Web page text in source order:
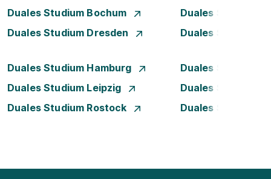
Duales Studium Bochum
Duales Studium
Duales Studium Dresden
Duales Studium
Duales Studium Hamburg
Duales Studium
Duales Studium Leipzig
Duales Studium
Duales Studium Rostock
Duales Studium